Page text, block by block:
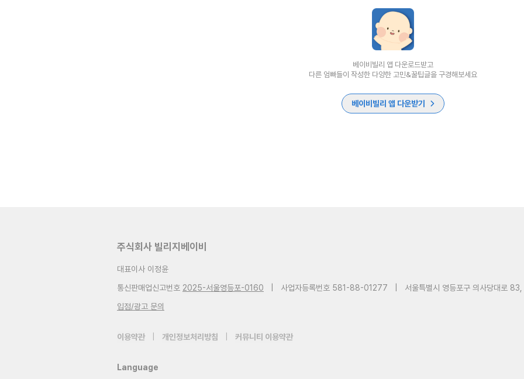
베이비빌리 앱 다운로드받고
다른 엄빠들이 작성한 다양한 고민&꿀팁글을 구경해보세요
베이비빌리 앱 다운받기
주식회사 빌리지베이비
대표이사 이정윤
통신판매업신고번호 2025-서울영등포-0160 사업자등록번호 581-88-01277
서울특별시 영등포구 의사당대로
입점/광고 문의
이용약관 개인정보처리방침 커뮤니티 이용약관
Language